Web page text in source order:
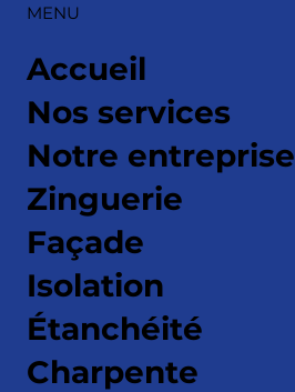
MENU
Accueil
Nos services
Notre entreprise
Zinguerie
Façade
Isolation
Étanchéité
Charpente